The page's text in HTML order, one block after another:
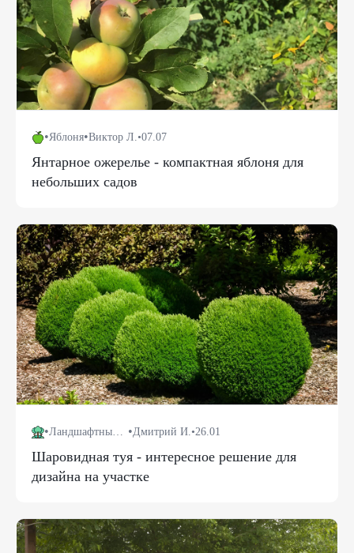
•Яблоня•Виктор Л.•07.07
Янтарное ожерелье - компактная яблоня для
небольших садов
• Ландшафтный дизайн •Дмитрий И.•26.01
Шаровидная туя - интересное решение для
дизайна на участке